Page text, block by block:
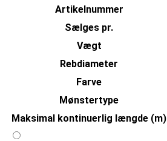
Artikelnummer
Sælges pr.
Vægt
Rebdiameter
Farve
Mønstertype
Maksimal kontinuerlig længde (m)